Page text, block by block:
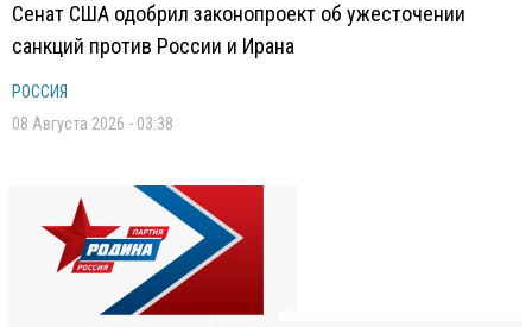
Сенат США одобрил законопроект об ужесточении
санкций против России и Ирана
РОССИЯ
08 Августа 2026 - 03:38